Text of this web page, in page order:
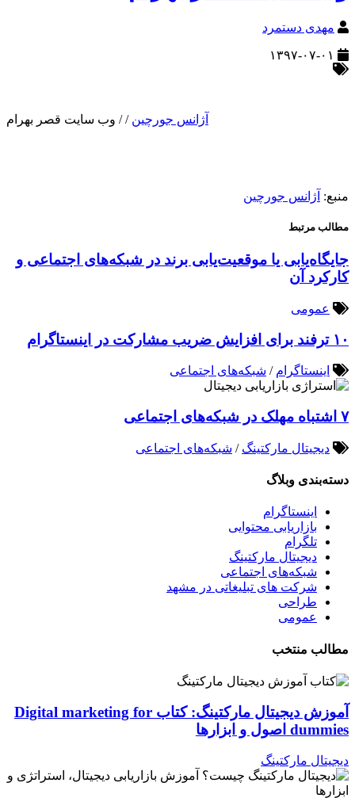
مهدی دستمرد
آژانس جورچین /
/ وب سایت قصر بهرام
منبع: آژانس جورچین
مطالب مرتبط
جایگاه‌یابی یا موقعیت‌یابی برند در شبکه‌های اجتماعی و
کارکرد آن
عمومی
۱۰ ترفند برای افزایش ضریب مشارکت در اینستاگرام
اینستاگرام / شبکه‌های اجتماعی
۷ اشتباه مهلک در شبکه‌های اجتماعی
دیجیتال مارکتینگ / شبکه‌های اجتماعی
دسته‌بندی وبلاگ
اینستاگرام
بازاریابی محتوایی
تلگرام
دیجیتال مارکتینگ
شبکه‌های اجتماعی
شرکت های تبلیغاتی در مشهد
طراحی
عمومی
مطالب منتخب
آموزش دیجیتال مارکتینگ: کتاب Digital marketing for
dummies اصول و ابزارها
دیجیتال مارکتینگ